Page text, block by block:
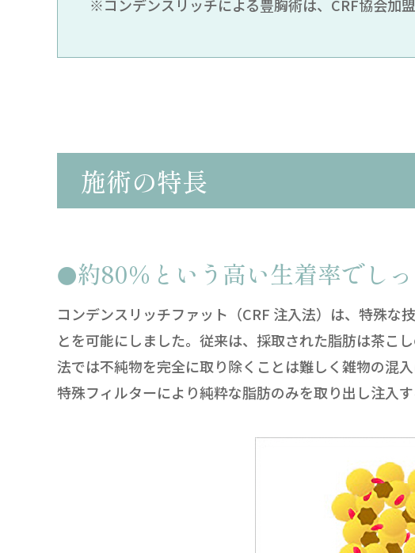
※コンデンスリッチによる豊胸術は、CRF協会加
施術の特長
約80％という高い生着率でし
コンデンスリッチファット（CRF 注入法）は、特殊
とを可能にしました。従来は、採取された脂肪は茶こ
法では不純物を完全に取り除くことは難しく雑物の混
特殊フィルターにより純粋な脂肪のみを取り出し注入